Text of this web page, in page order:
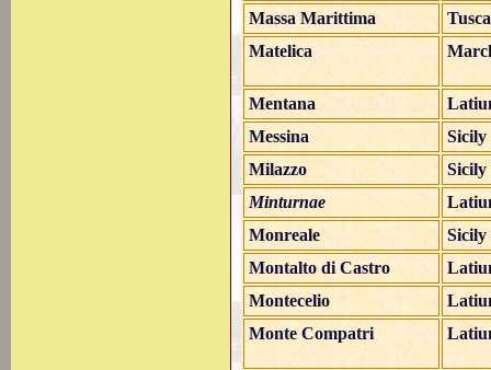
Massa Marittima
Matelica
Mentana
Messina
Sicily
Milazzo
Sicily
Minturnae
Monreale
Sicily
Montalto di Castro
Montecelio
Monte Compatri